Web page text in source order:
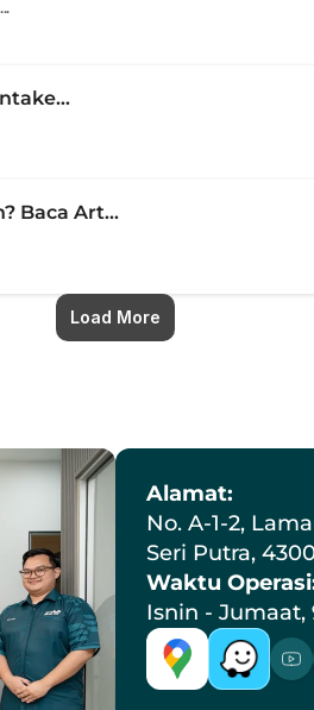
Baca Art...
Load More
Alamat:
No. A-1-2,
Seri Putra,
Waktu
Isnin - Jumaat,